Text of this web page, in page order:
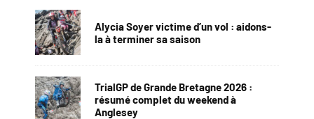
Alycia Soyer victime d’un vol : aidons-
la à terminer sa saison
TrialGP de Grande Bretagne 2026 :
résumé complet du weekend à
Anglesey